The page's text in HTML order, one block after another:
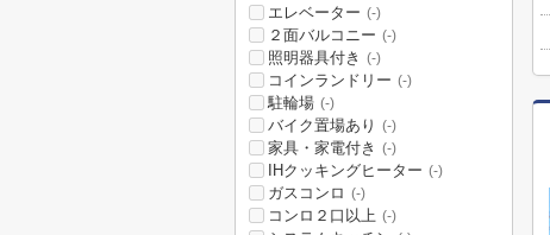
エレベーター (-)
２面バルコニー (-)
照明器具付き (-)
コインランドリー (-)
駐輪場 (-)
バイク置場あり (-)
家具・家電付き (-)
IHクッキングヒーター (-)
ガスコンロ (-)
コンロ２口以上 (-)